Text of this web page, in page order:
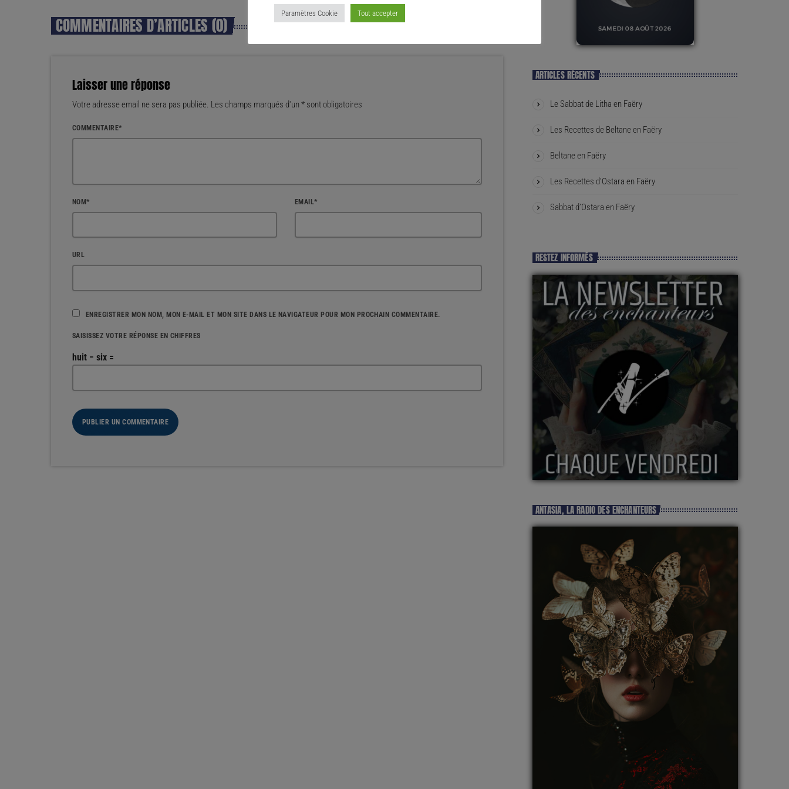
COMMENTAIRES D’ARTICLES (0)
Laisser une réponse
Votre adresse email ne sera pas publiée. Les champs marqués d'un * sont obligatoires
COMMENTAIRE*
NOM* EMAIL*
URL
ENREGISTRER MON NOM, MON E-MAIL ET MON SITE DANS LE NAVIGATEUR POUR MON PROCHAIN COMMENTAIRE.
SAISISSEZ VOTRE RÉPONSE EN CHIFFRES
huit − six =
ARTICLES RÉCENTS
Le Sabbat de Litha en Faëry
Les Recettes de Beltane en Faëry
Beltane en Faëry
Les Recettes d’Ostara en Faëry
Sabbat d’Ostara en Faëry
RESTEZ INFORMÉS
ANTASIA, LA RADIO DES ENCHANTEURS
Paramètres Cookie Tout accepter